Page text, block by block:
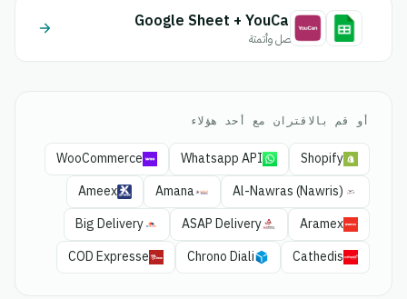
Google Sheet + YouCan
اتصل وأتمتة
أو قم بالاقتران مع أحد هؤلاء
Shopify
Whatsapp API
WooCommerce
Al-Nawras (Nawris)
Amana
Ameex
Aramex
ASAP Delivery
Big Delivery
Cathedis
Chrono Diali
COD Expresse